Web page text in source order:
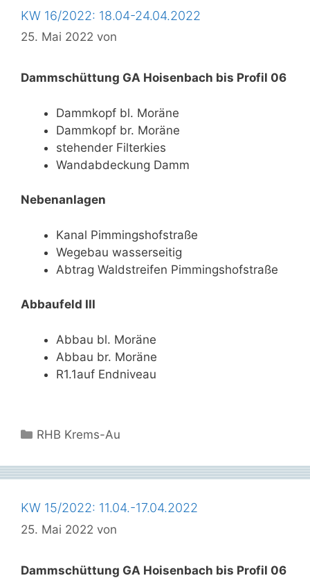
KW 16/2022: 18.04-24.04.2022
25. Mai 2022 von
Dammschüttung GA Hoisenbach bis Profil 06
Dammkopf bl. Moräne
Dammkopf br. Moräne
stehender Filterkies
Wandabdeckung Damm
Nebenanlagen
Kanal Pimmingshofstraße
Wegebau wasserseitig
Abtrag Waldstreifen Pimmingshofstraße
Abbaufeld III
Abbau bl. Moräne
Abbau br. Moräne
R1.1auf Endniveau
Kategorien
RHB Krems-Au
KW 15/2022: 11.04.-17.04.2022
25. Mai 2022 von
Dammschüttung GA Hoisenbach bis Profil 06